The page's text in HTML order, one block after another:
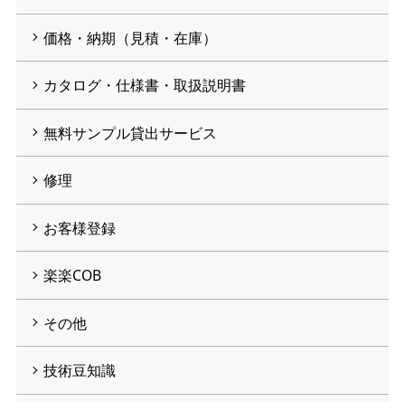
価格・納期（見積・在庫）
カタログ・仕様書・取扱説明書
無料サンプル貸出サービス
修理
お客様登録
楽楽COB
その他
技術豆知識